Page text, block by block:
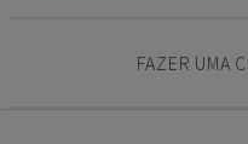
FAZER UMA